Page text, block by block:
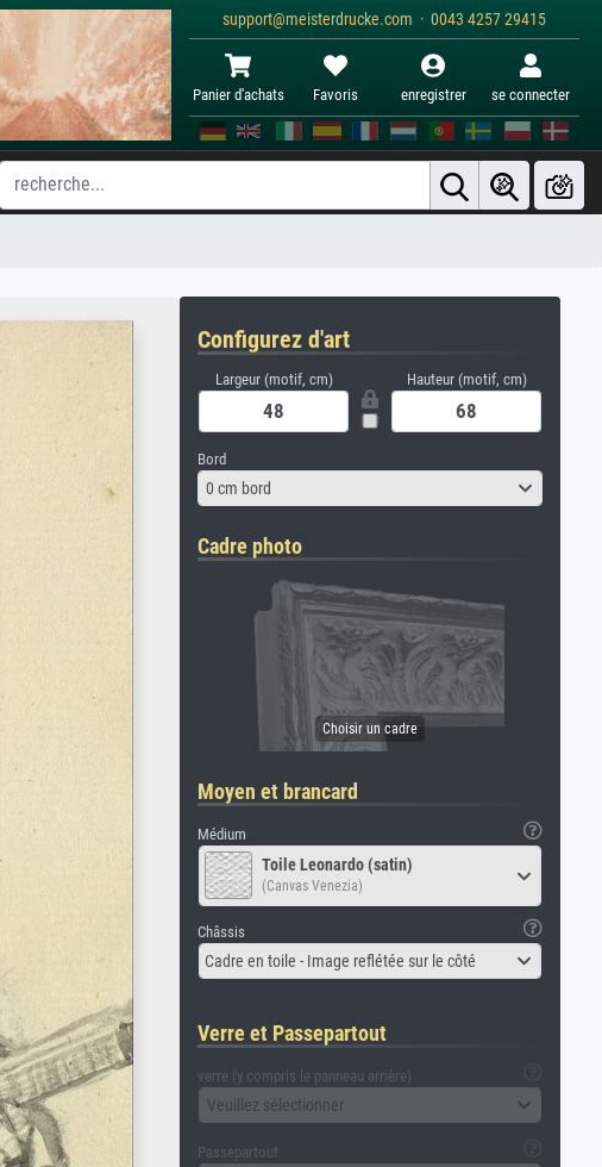
support@meisterdrucke.com · 0043 4257 29415
Panier d'achats Favoris enregistrer se connecter
Configurez d'art
Largeur (motif, cm) Hauteur (motif, cm)
Bord
0 cm bord
Cadre photo
Moyen et brancard
Médium
Toile Leonardo (satin)
(Canvas Venezia)
Châssis
Cadre en toile - Image reflétée sur le côté
Verre et Passepartout
verre (y compris le panneau arrière)
Veuillez sélectionner
Passepartout